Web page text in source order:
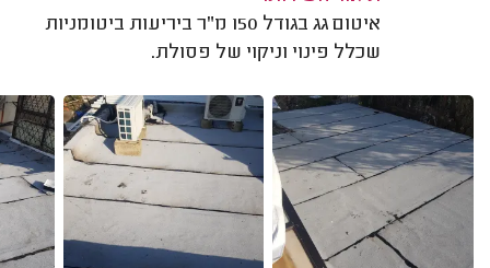
איטום גג בגודל 150 מ"ר ביריעות ביטומניות
שכלל פינוי וניקוי של פסולת.